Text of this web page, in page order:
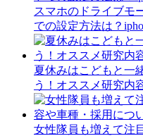
スマホのドライブモ
での設定方法は？
夏休みはこどもと一
う！オススメ研究内
女性隊員も増えて注